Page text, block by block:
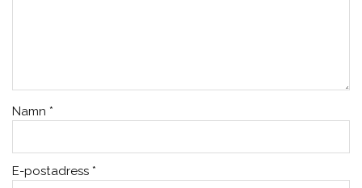
Namn *
E-postadress *